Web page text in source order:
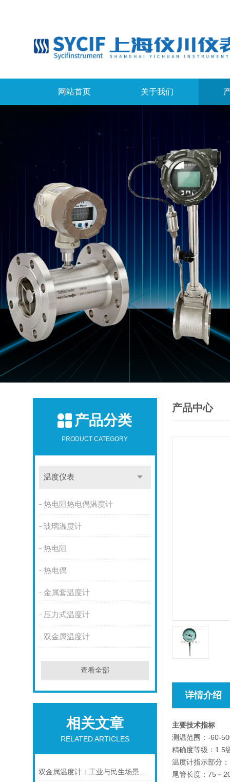
网站首页 关于我们
产品分类
PRODUCT CATEGORY
温度仪表
热电阻热电偶温度计
玻璃温度计
热电阻
热电偶
金属套温度计
压力式温度计
双金属温度计
查看全部
相关文章
RELATED ARTICLES
双金属温度计：工业与民生场景中的实用测温利器
产品中心
详情介绍
主要技术指标
测温范围：-60-
精确度等级：1.5
温度计指示部分
尾管长度：75－